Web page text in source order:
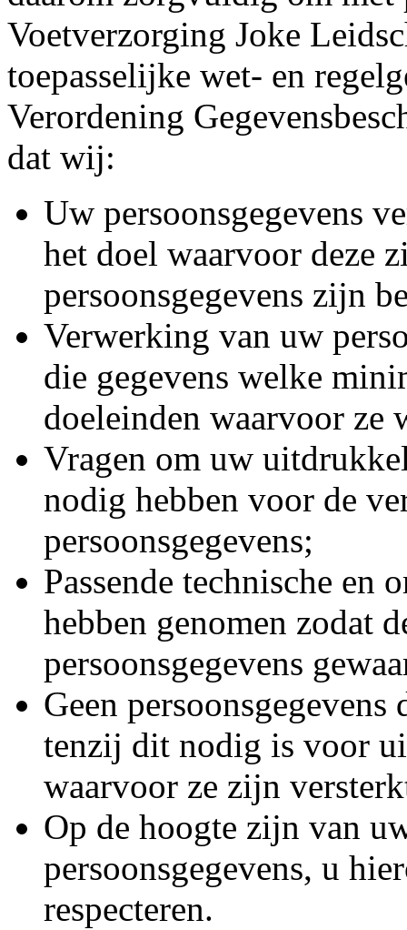
Voetverzorging Joke
toepasselijke wet- en
Verordening
dat wij:
Uw persoonsgegevens
het doel waarvoor deze
persoonsgegevens zijn
Verwerking van uw
die gegevens welke
doeleinden waarvoor ze
Vragen om uw
nodig hebben voor de
persoonsgegevens;
Passende technische en
hebben genomen zodat
persoonsgegevens
Geen
tenzij dit nodig is voor
waarvoor ze zijn
Op de hoogte zijn van
persoonsgegevens, u
respecteren.